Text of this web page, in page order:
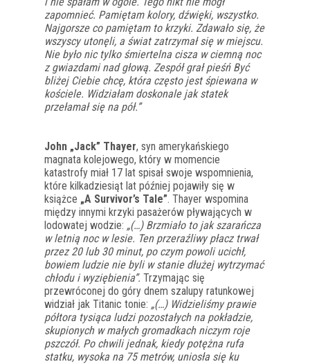
zapomnieć. Pamiętam kolory, dźwięki, wszystko.
Najgorsze co pamiętam to krzyki. Zdawało się, że
wszyscy utonęli, a świat zatrzymał się w miejscu.
Nie było nic tylko śmiertelna cisza w ciemną noc
z gwiazdami nad głową. Zespół grał pieśń Być
bliżej Ciebie chcę, która często jest śpiewana w
kościele. Widziałam doskonale jak statek
przełamał się na pół.”
John „Jack” Thayer, syn amerykańskiego
magnata kolejowego, który w momencie
katastrofy miał 17 lat spisał swoje wspomnienia,
które kilkadziesiąt lat później pojawiły się w
książce „A Survivor’s Tale”. Thayer wspomina
między innymi krzyki pasażerów pływających w
lodowatej wodzie: „(…) Brzmiało to jak szarańcza
w letnią noc w lesie. Ten przeraźliwy płacz trwał
przez 20 lub 30 minut, po czym powoli ucichł,
bowiem ludzie nie byli w stanie dłużej wytrzymać
chłodu i wyziębienia”. Trzymając się
przewróconej do góry dnem szalupy ratunkowej
widział jak Titanic tonie: „(…) Widzieliśmy prawie
półtora tysiąca ludzi pozostałych na pokładzie,
skupionych w małych gromadkach niczym roje
pszczół. Po chwili jednak, kiedy potężna rufa
statku, wysoka na 75 metrów, uniosła się ku